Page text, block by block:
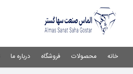
content
خانه محصولات فروشگاه درباره ما